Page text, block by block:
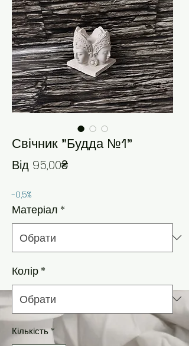
Свічник "Будда №1"
Від 95,00₴За розпродажем
-0,5%
Матеріал *
Колір *
Кількість*